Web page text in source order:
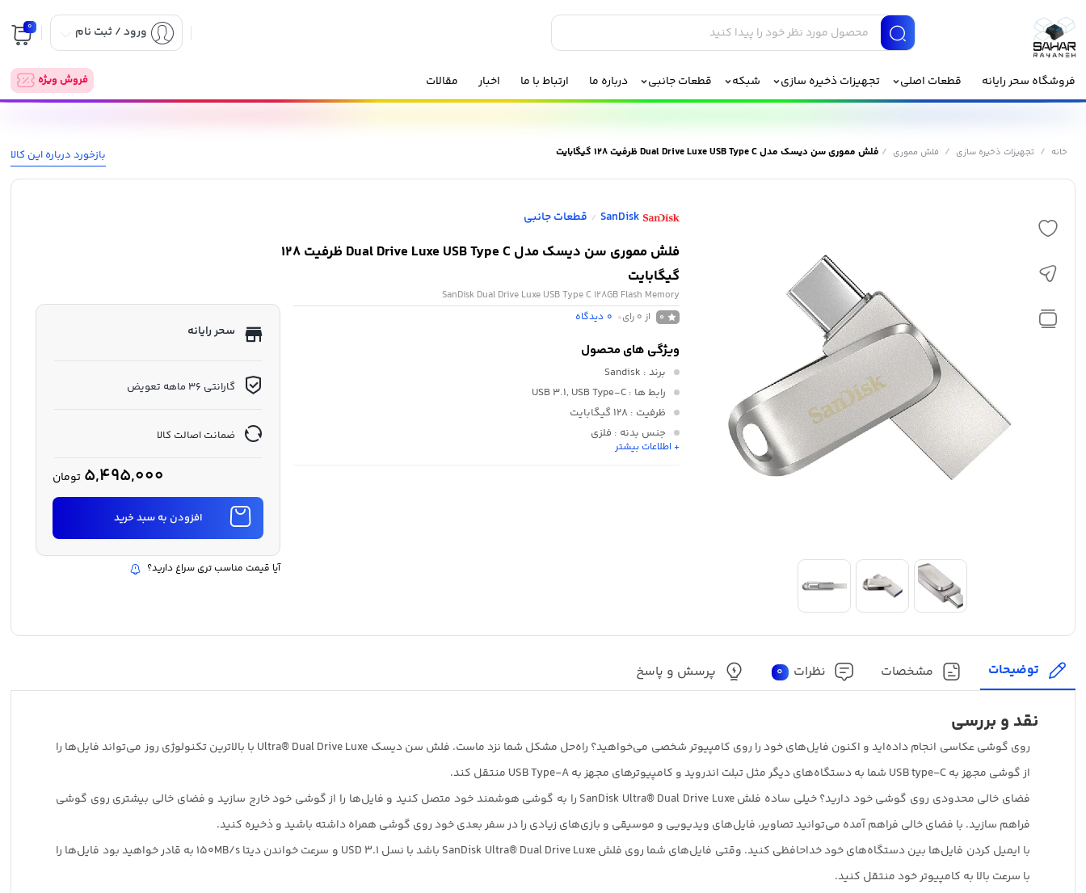
ورود / ثبت نام 0
فروشگاه سحر رایانه قطعات اصلی تجهیزات ذخیره سازی شبکه قطعات جانبی درباره ما ارتباط با ما اخبار مقالات فروش ویژه
بازخورد درباره این کالا خانه / تجهیزات ذخیره سازی / فلش مموری / فلش مموری سن دیسک مدل Dual Drive Luxe USB Type C ظرفیت 128 گیگابایت
SanDisk
/ قطعات جانبی
فلش مموری سن دیسک مدل Dual Drive Luxe USB Type C ظرفیت 128
گیگابایت
SanDisk Dual Drive Luxe USB Type C 128GB Flash Memory
0 از 0 رای 0 دیدگاه
ویژگی های محصول
برند : Sandisk
رابط ها : USB 3.1, USB Type-C
ظرفیت : 128 گیگابایت
جنس بدنه : فلزی
ابعاد : 120X90X10 mm
+ اطلاعات بیشتر
سحر رایانه
گارانتی 36 ماهه تعویض
ضمانت اصالت کالا
5,495,000 تومان
افزودن به سبد خرید
آیا قیمت مناسب تری سراغ دارید؟
توضیحات مشخصات نظرات 0 پرسش و پاسخ
نقد و بررسی
روی گوشی عکاسی انجام داده‌اید و اکنون فایل‌های خود را روی کامپیوتر شخصی می‌خواهید؟ راه‌حل مشکل شما نزد ماست. فلش سن دیسک
Ultra® Dual Drive Luxe با بالاترین تکنولوژی روز می‌تواند فایل‌ها را
از گوشی مجهز به USB type-C شما به دستگاه‌های دیگر مثل تبلت اندروید و کامپیوتر‌های مجهز به USB Type-A منتقل کند.
فضای خالی محدودی روی گوشی خود دارید؟ خیلی ساده فلش SanDisk Ultra® Dual Drive Luxe را به
گوشی هوشمندخود متصل کنید و فایل‌ها را از گوشی خود خارج سازید و فضای خالی بیشتری روی گوشی
فراهم سازید. با فضای خالی فراهم آمده می‌توانید تصاویر، فایل‌های ویدیویی و موسیقی و بازی‌های زیادی را در سفر بعدی خود روی گوشی همراه داشته باشید و ذخیره کنید.
با ایمیل کردن فایل‌ها بین دستگاه‌های خود خداحافظی کنید. وقتی فایل‌های شما روی فلش SanDisk Ultra® Dual Drive Luxe باشد با
نسل USD 3.1 و سرعت خواندن دیتا 150MB/s
به قادر خواهید ‌بود فایل‌ها را
با سرعت بالا به کامپیوتر خود منتقل کنید.